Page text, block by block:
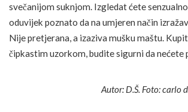
svečanijom suknjom. Izgledat ćete
oduvijek poznato da na umjeren način
Nije pretjerana, a izaziva mušku maštu.
čipkastim uzorkom, budite sigurni da
Autor: D.Š. Foto: carlo